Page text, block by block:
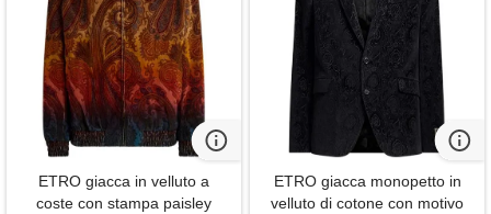
ETRO giacca in velluto a
coste con stampa paisley
ETRO giacca monopetto in
velluto di cotone con motivo